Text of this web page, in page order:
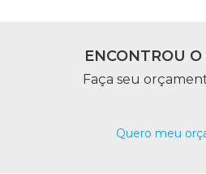
ENCONTROU
Faça seu
Quero meu